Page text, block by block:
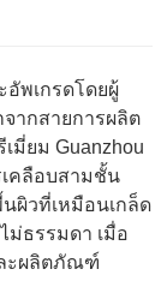
อัพเกรดโดยผู้
ากสายการผลิต
มี่ยม Guanzhou
คลือบสามชั้น
ผิวที่เหมือนเกล็ด
ธรรมดา เมื่อ
ะผลิตภัณฑ์